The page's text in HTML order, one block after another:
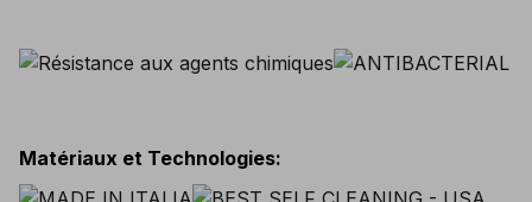
Matériaux et Technologies: